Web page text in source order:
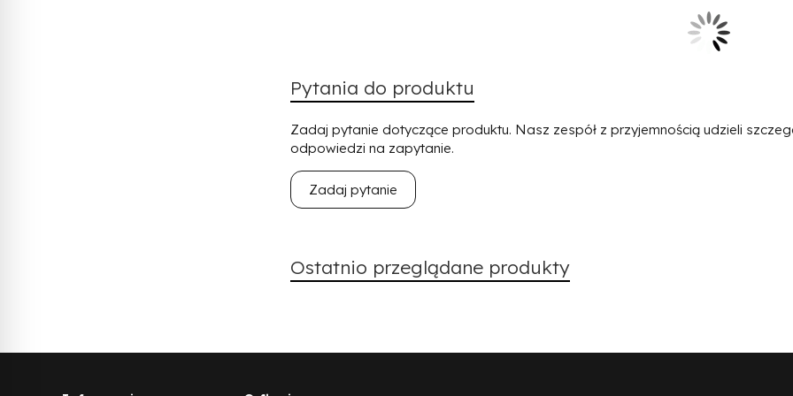
Pytania do produktu
Zadaj pytanie dotyczące produktu. Nasz zespół z przyjemnością udzieli
odpowiedzi na zapytanie.
Zadaj pytanie
Ostatnio przeglądane produkty